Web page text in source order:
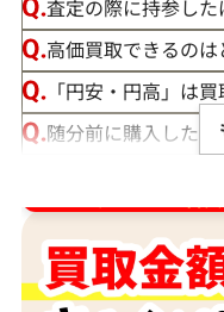
査定の際に持参し
高価買取できるの
「円安・円高」は
随分前に購入した
宝石の大きさは買
ダイヤモンドの買
すか？